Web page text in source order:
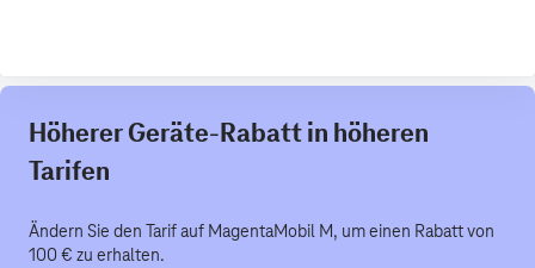
Höherer Geräte-Rabatt in höheren
Tarifen
Ändern Sie den Tarif auf MagentaMobil M, um einen Rabatt von
100 € zu erhalten.